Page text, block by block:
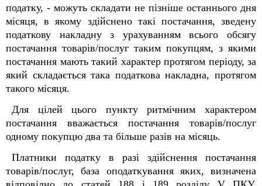
податку, - можуть складати не пізніше останнього дня
місяця, в якому здійснено такі постачання, зведену
податкову накладну з урахуванням всього обсягу
постачання товарів/послуг таким покупцям, з якими
постачання мають такий характер протягом періоду, за
який складається така податкова накладна, протягом
такого місяця.
Для цілей цього пункту ритмічним характером
постачання вважається постачання товарів/послуг
одному покупцю два та більше разів на місяць.
Платники податку в разі здійснення постачання
товарів/послуг, база оподаткування яких, визначена